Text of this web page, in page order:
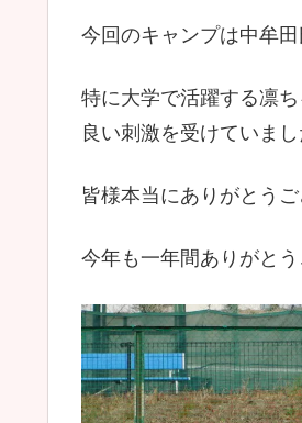
今回のキャンプは中牟
特に大学で活躍する凛
良い刺激を受けていまし
皆様本当にありがとうご
今年も一年間ありがと